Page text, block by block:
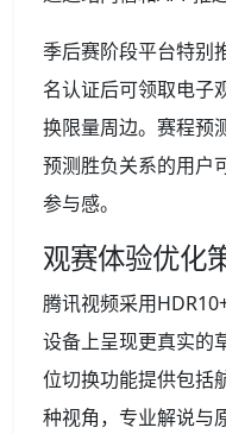
季后赛阶段平台特别
名认证后可领取电子
换限量周边。赛程预
预测胜负关系的用户
参与感。
观赛体验优化
腾讯视频采用
设备上呈现更真实的
位切换功能提供包括
种视角，专业解说与